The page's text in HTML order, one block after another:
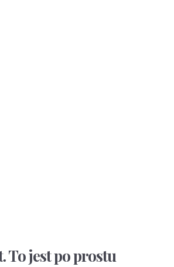
To jest po prostu